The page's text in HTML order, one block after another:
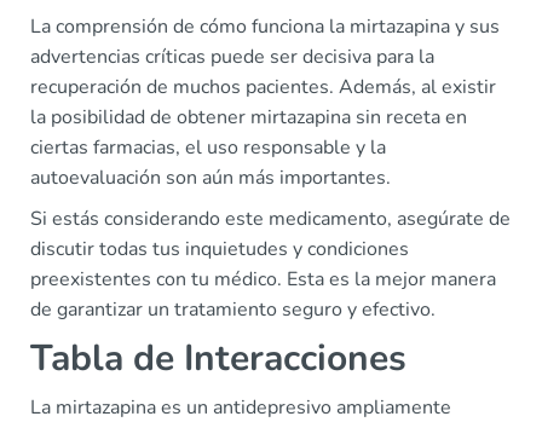
La comprensión de cómo funciona la mirtazapina y sus
advertencias críticas puede ser decisiva para la
recuperación de muchos pacientes. Además, al existir
la posibilidad de obtener mirtazapina sin receta en
ciertas farmacias, el uso responsable y la
autoevaluación son aún más importantes.
Si estás considerando este medicamento, asegúrate de
discutir todas tus inquietudes y condiciones
preexistentes con tu médico. Esta es la mejor manera
de garantizar un tratamiento seguro y efectivo.
Tabla de Interacciones
La mirtazapina es un antidepresivo ampliamente